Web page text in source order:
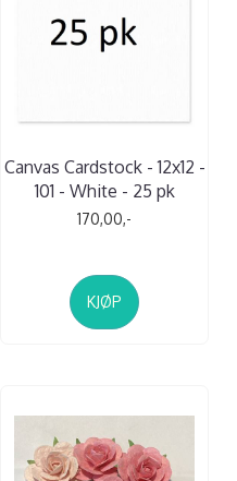
Canvas Cardstock - 12x12 -
101 - White - 25 pk
170,00,-
KJØP